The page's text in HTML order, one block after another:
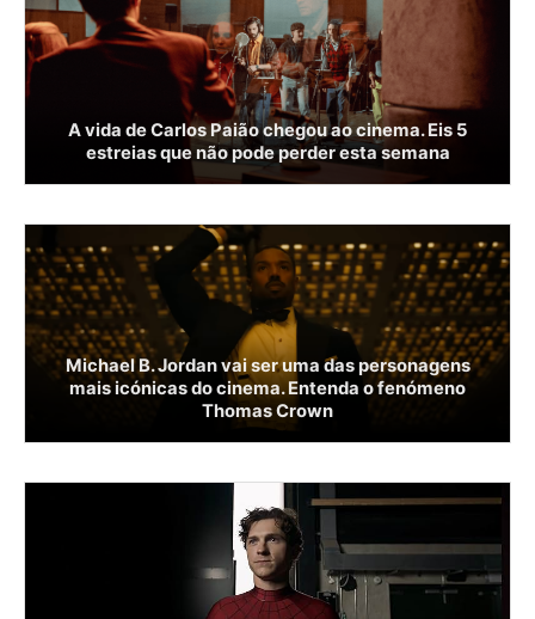
A vida de Carlos Paião chegou ao cinema. Eis 5
estreias que não pode perder esta semana
Michael B. Jordan vai ser uma das personagens
mais icónicas do cinema. Entenda o fenómeno
Thomas Crown